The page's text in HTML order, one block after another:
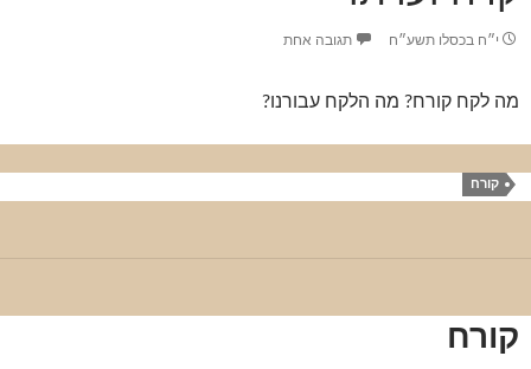
י״ח בכסלו תשע״ח תגובה אחת
מה לקח קורח? מה הלקח עבורנו?
קורח
קורח